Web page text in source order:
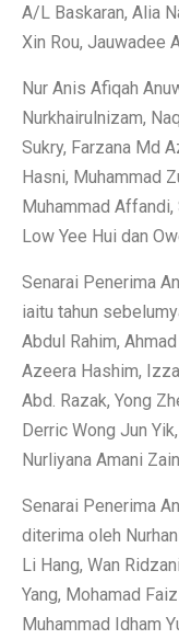
A/L Baskaran, Alia
Xin Rou, Jauwadee
Nur Anis Afiqah
Nurkhairulnizam,
Sukry, Farzana Md
Hasni, Muhammad
Muhammad Affandi,
Low Yee Hui dan
Senarai Penerima
iaitu tahun
Abdul Rahim,
Azeera Hashim,
Abd. Razak, Yong
Derric Wong Jun
Nurliyana Amani
Senarai Penerima
diterima oleh
Li Hang, Wan
Yang, Mohamad
Muhammad Idham